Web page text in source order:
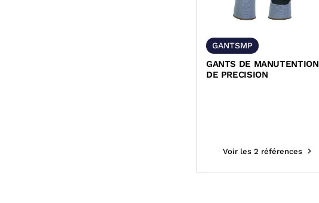
GANTSMP
GANTS DE MANUTENTION
DE PRECISION
Voir les 2 références